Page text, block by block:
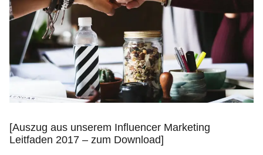
[Auszug aus unserem Influencer Marketing
Leitfaden 2017 – zum Download]